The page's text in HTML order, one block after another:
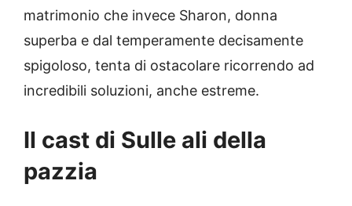
matrimonio che invece Sharon, donna
superba e dal temperamente decisamente
spigoloso, tenta di ostacolare ricorrendo ad
incredibili soluzioni, anche estreme.
Il cast di Sulle ali della
pazzia